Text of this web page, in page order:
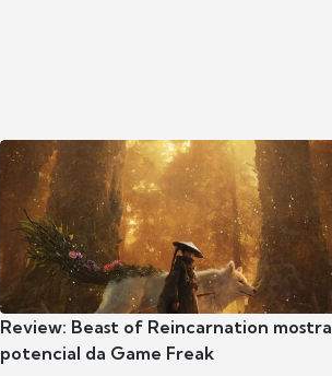
Review: Beast of Reincarnation mostra
potencial da Game Freak